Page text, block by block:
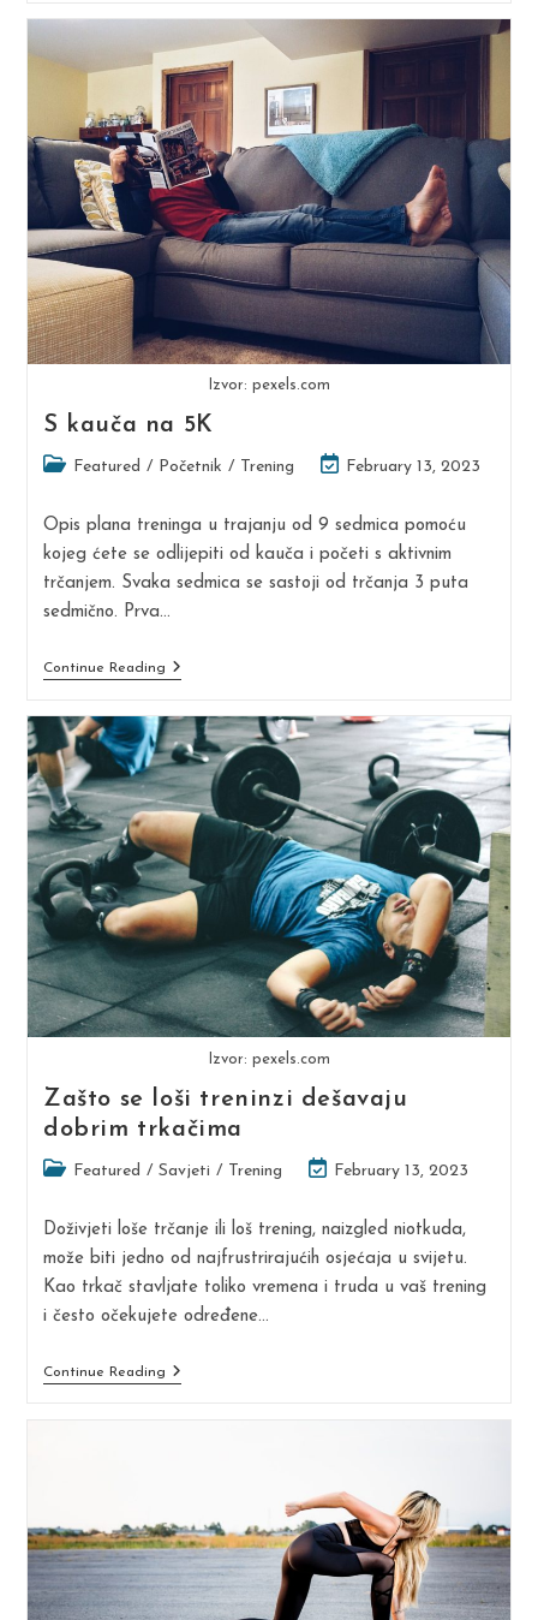
Izvor: pexels.com
S kauča na 5K
PostFeatured / Početnik / Trening
Post
modified:
February 13, 2023
Opis plana treninga u trajanju od 9 sedmica pomoću
kojeg ćete se odlijepiti od kauča i početi s aktivnim
trčanjem. Svaka sedmica se sastoji od trčanja 3 puta
sedmično. Prva…
Continue ReadingS
5K
Izvor: pexels.com
Zašto se loši treninzi dešavaju
dobrim trkačima
PostFeatured / Savjeti / Trening
Post
modified:
February 13, 2023
Doživjeti loše trčanje ili loš trening, naizgled niotkuda,
može biti jedno od najfrustrirajućih osjećaja u svijetu.
Kao trkač stavljate toliko vremena i truda u vaš trening
i često očekujete određene…
Continue ReadingZašto